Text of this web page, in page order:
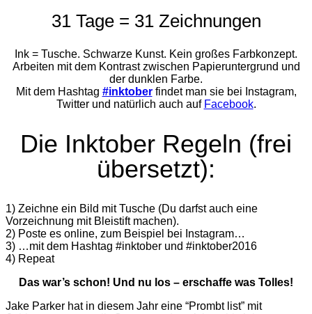
31 Tage = 31 Zeichnungen
Ink = Tusche. Schwarze Kunst. Kein großes Farbkonzept.
Arbeiten mit dem Kontrast zwischen Papieruntergrund und
der dunklen Farbe.
Mit dem Hashtag #inktoberfindet man sie bei Instagram,
Twitter und natürlich auch auf Facebook.
Die Inktober Regeln (frei
übersetzt):
1) Zeichne ein Bild mit Tusche (Du darfst auch eine
Vorzeichnung mit Bleistift machen).
2) Poste es online, zum Beispiel bei Instagram…
3) …mit dem Hashtag #inktober und #inktober2016
4) Repeat
Das war’s schon! Und nu los – erschaffe was Tolles!
Jake Parker hat in diesem Jahr eine “Prombt list” mit